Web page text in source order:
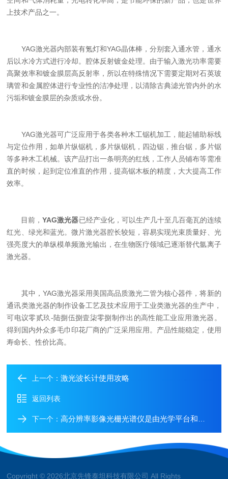
上技术产品之一。
YAG激光器内部装有氪灯和YAG晶体棒，分别套入通水管，通水
后以水冷方式进行冷却。腔体反射镀金处理。由于输入激光功率需要
高聚效率和镀金膜层高反射率，所以在特殊情况下需要定期对石英玻
璃管和金属腔体进行专业性的洁净处理，以清除古典滤光管内外的水
污垢和镀金膜层的杂质或水份。
YAG激光器可广泛应用于各类各种木工锯机加工，能起辅助标线
与定位作用，如单片纵锯机，多片纵锯机，四边锯，推台锯，多片锯
等多种木工机械。该产品打出一条明亮的红线，工作人员铺布等需准
直的时候，起到定位准直的作用，提高锯木板的精度，大大提高工作
效率。
目前，YAG激光器已经产业化，可以生产几十至几百毫瓦的连续
红光、绿光和蓝光。微片激光器腔长较短，容易实现光束质量好、光
强亮度大的单纵模单频激光输出，在生物医疗领域已逐渐替代氩离子
激光器。
其中，YAG激光器采用美国高品质激光二管为核心器件，将新的
通讯类激光器的制作设备工艺及技术应用于工业类激光器的生产中，
可电议零贰玖-陆捌伍捌壹柒零捌制作出的高性能工业应用激光器。
得到国内外众多毛巾印花厂商的广泛采用应用。产品性能稳定，使用
寿命长、性价比高。
上一个：激光波长计使用攻略
返回列表
下一个：高分辨率影像光栅光谱仪是由光学平台和探测系统组成
Copyright © 2026北京先锋泰坦科技有限公司 All Rights